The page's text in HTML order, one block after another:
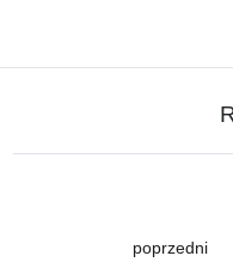
poprzedni